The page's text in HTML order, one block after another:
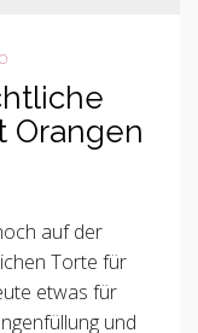
Orangen
auf der
Torte für
etwas für
und